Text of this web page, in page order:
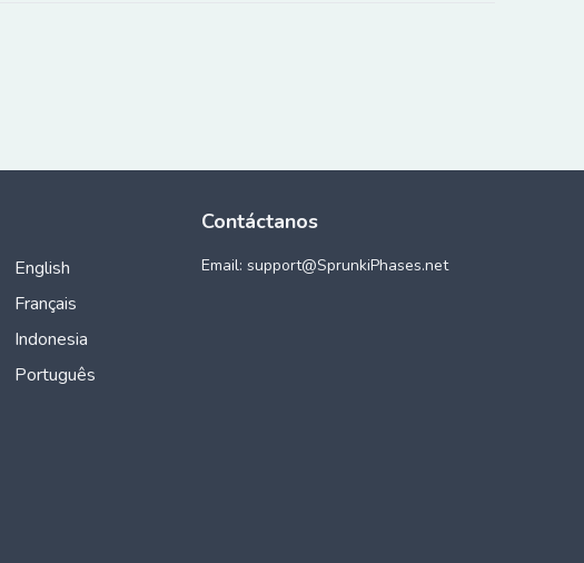
English
Français
Indonesia
Português
Contáctanos
Email: support@SprunkiPhases.net